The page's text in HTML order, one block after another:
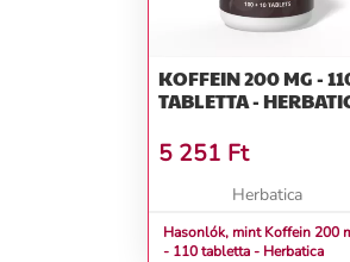
KOFFEIN 200 MG -
TABLETTA -
5 251 Ft
Herbatica
Hasonlók, mint Koffein 200
- 110 tabletta - Herbatica